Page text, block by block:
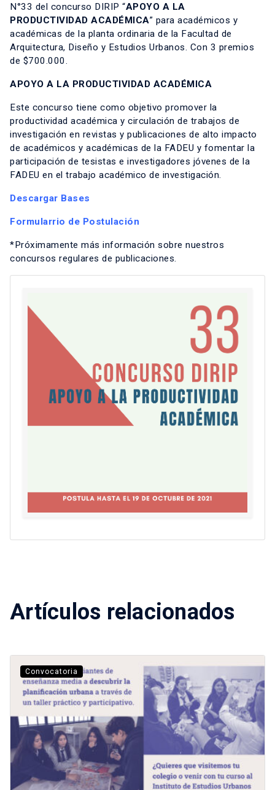
N°33 del concurso DIRIP “APOYO A LA
PRODUCTIVIDAD ACADÉMICA” para académicos y
académicas de la planta ordinaria de la Facultad de
Arquitectura, Diseño y Estudios Urbanos. Con 3 premios
de $700.000.
APOYO A LA PRODUCTIVIDAD ACADÉMICA
Este concurso tiene como objetivo promover la
productividad académica y circulación de trabajos de
investigación en revistas y publicaciones de alto impacto
de académicos y académicas de la FADEU y fomentar la
participación de tesistas e investigadores jóvenes de la
FADEU en el trabajo académico de investigación.
Descargar Bases
Formularrio de Postulación
*Próximamente más información sobre nuestros
concursos regulares de publicaciones.
Artículos relacionados
Convocatoria